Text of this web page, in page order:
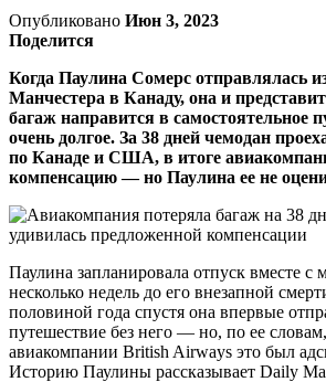
Опубликовано Июн 3, 2023
Поделится
Когда Паулина Сомерс отправлялась
Манчестера в Канаду, она и
багаж направится в самостоятельное
очень долгое. За 38 дней чемодан
по Канаде и США, в итоге
компенсацию — но Паулина ее не
Паулина запланировала отпуск вместе с
несколько недель до его внезапной
половиной года спустя она впервые
путешествие без него — но, по ее
авиакомпании British Airways это был
Историю Паулины рассказывает Daily